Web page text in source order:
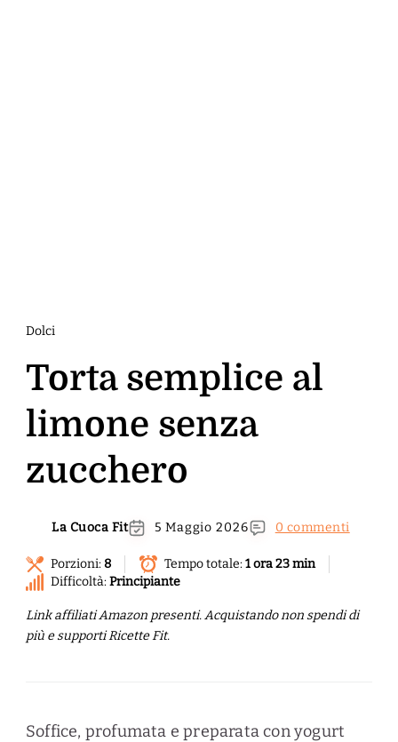
Dolci
Torta semplice al
limone senza
zucchero
La Cuoca Fit 5 Maggio 2026 0 commenti
Porzioni:8 Tempo totale:1 ora 23 min
Difficoltà:Principiante
Link affiliati Amazon presenti. Acquistando non spendi di
più e supporti Ricette Fit.
Soffice, profumata e preparata con yogurt